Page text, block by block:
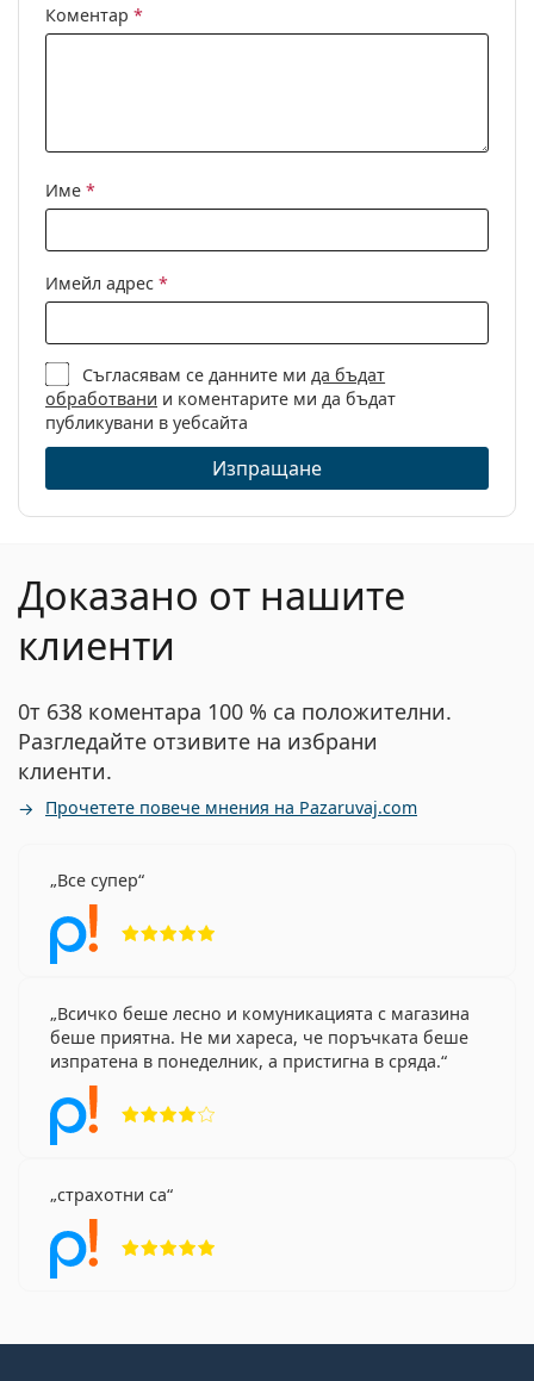
Коментар *
Име *
Имейл адрес *
Съгласявам се данните ми да бъдат
обработвани и коментарите ми да бъдат
публикувани в уебсайта
Изпращане
Доказано от нашите
клиенти
0т 638 коментара 100 % са положителни.
Разгледайте отзивите на избрани
клиенти.
Прочетете повече мнения на Pazaruvaj.com
Все супер
Всичко беше лесно и комуникацията с магазина
беше приятна. Не ми хареса, че поръчката беше
изпратена в понеделник, а пристигна в сряда.
страхотни са